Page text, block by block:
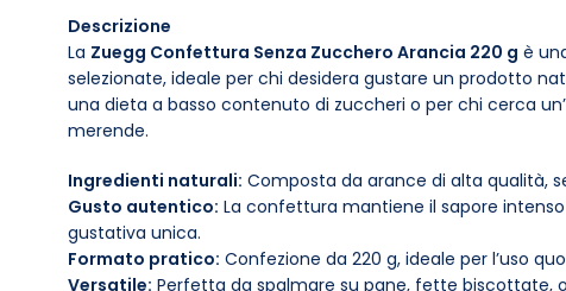
Descrizione
La Zuegg Confettura Senza Zucchero Arancia 220 g è
selezionate, ideale per chi desidera gustare un prodotto
una dieta a basso contenuto di zuccheri o per chi cerca
merende.
Ingredienti naturali: Composta da arance di alta qualità,
Gusto autentico: La confettura mantiene il sapore
gustativa unica.
Formato pratico: Confezione da 220 g, ideale per l’uso
Versatile: Perfetta da spalmare su pane, fette biscottate,